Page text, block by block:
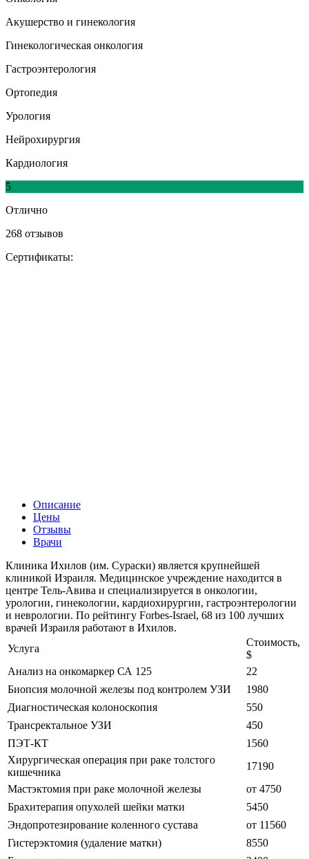
Акушерство и гинекология
Гинекологическая онкология
Гастроэнтерология
Ортопедия
Урология
Нейрохирургия
Кардиология
5
Отлично
268 отзывов
Сертификаты:
Описание
Цены
Отзывы
Врачи
Клиника Ихилов (им. Сураски) является крупнейшей
клиникой Израиля. Медицинское учреждение находится в
центре Тель-Авива и специализируется в онкологии,
урологии, гинекологии, кардиохирургии, гастроэнтерологии
и неврологии. По рейтингу Forbes-Israel, 68 из 100 лучших
врачей Израиля работают в Ихилов.
Услуга
Стоимость,
$
Анализ на онкомаркер СА 125
22
Биопсия молочной железы под контролем УЗИ
1980
Диагностическая колоноскопия
550
Трансректальное УЗИ
450
ПЭТ-КТ
1560
Хирургическая операция при раке толстого
кишечника
17190
Мастэктомия при раке молочной железы
от 4750
Брахитерапия опухолей шейки матки
5450
Эндопротезирование коленного сустава
от 11560
Гистерэктомия (удаление матки)
8550